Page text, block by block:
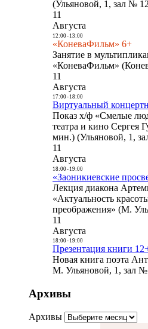
(Ульяновой, 1, зал №
11
Августа
12:00- 13:00
«КоневаФильм» 6+
Занятие в
«КоневаФильм»
11
Августа
17:00- 18:00
Виртуальный
Показ х/ф «Смелые
театра и кино Сергея
мин.) (Ульяновой, 1,
11
Августа
18:00- 19:00
«Заоникиевские
Лекция диакона
«Актуальность
преображения» (М.
11
Августа
18:00- 19:00
Презентация книги
Новая книга поэта
М. Ульяновой, 1, зал
Архивы
Архивы